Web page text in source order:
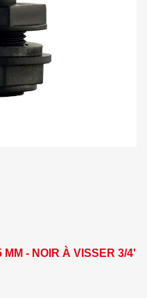
- NOIR À VISSER 3/4'